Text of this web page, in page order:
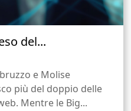
del...
e Molise
più del doppio delle
Mentre le Big...